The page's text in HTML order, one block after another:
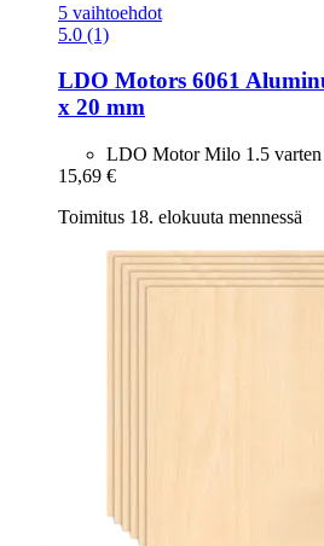
5 vaihtoehdot
5.0 (1)
LDO Motors 6061
x 20 mm
LDO Motor Milo 1.5 varten
15,69 €
Toimitus 18. elokuuta mennessä